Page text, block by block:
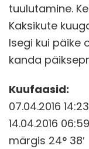
tuulutamine.
Kaksikute
Isegi kui päike
kanda
Kuufaasid:
07.04.2016
14.04.2016
märgis 24° 38′